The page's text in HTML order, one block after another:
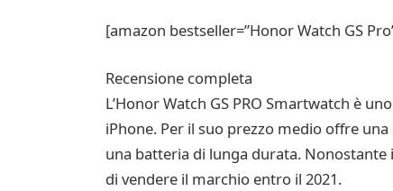
[amazon bestseller=”Honor Watch GS
Recensione completa
L’Honor Watch GS PRO Smartwatch è
iPhone. Per il suo prezzo medio offre
una batteria di lunga durata. Nonostante
di vendere il marchio entro il 2021.